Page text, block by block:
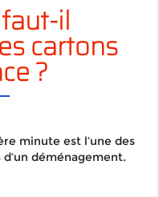
il
cartons
?
minute est l’une des
déménagement.